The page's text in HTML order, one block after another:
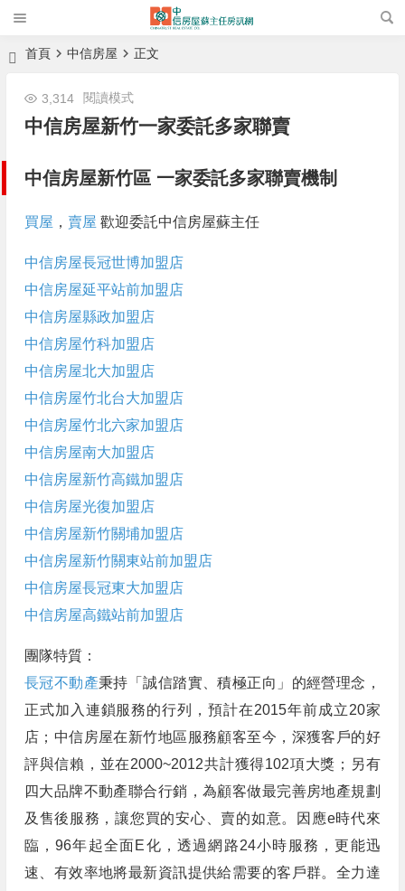
首頁 中信房屋 正文
中信房屋新竹一家委託多家聯賣
3,314 閱讀模式
中信房屋新竹區 一家委託多家聯賣機制
買屋 ， 賣屋 歡迎委託中信房屋蘇主任
中信房屋長冠世博加盟店
中信房屋延平站前加盟店
中信房屋縣政加盟店
中信房屋竹科加盟店
中信房屋北大加盟店
中信房屋竹北台大加盟店
中信房屋竹北六家加盟店
中信房屋南大加盟店
中信房屋新竹高鐵加盟店
中信房屋光復加盟店
中信房屋新竹關埔加盟店
中信房屋新竹關東站前加盟店
中信房屋長冠東大加盟店
中信房屋高鐵站前加盟店
團隊特質：
長冠不動產秉持「誠信踏實、積極正向」的經營理念，
正式加入連鎖服務的行列，預計在2015年前成立20家
店；中信房屋在新竹地區服務顧客至今，深獲客戶的好
評與信賴，並在2000~2012共計獲得102項大獎；另有
四大品牌不動產聯合行銷，為顧客做最完善房地產規劃
及售後服務，讓您買的安心、賣的如意。因應e時代來
臨，96年起全面E化，透過網路24小時服務，更能迅
速、有效率地將最新資訊提供給需要的客戶群。全力達